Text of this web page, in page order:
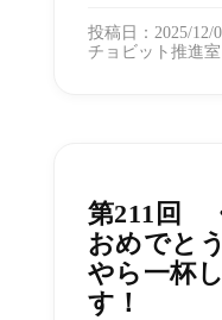
投稿日：2025/12/
チョビット推進室
第211回
おめでと
やら一杯
す！